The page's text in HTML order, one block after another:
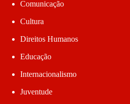
Comunicação
Cultura
Direitos Humanos
Educação
Internacionalismo
Juventude